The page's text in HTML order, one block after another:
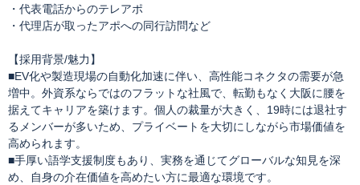
・代表電話からのテレアポ
・代理店が取ったアポへの同行訪問など
【採用背景/魅力】
■EV化や製造現場の自動化加速に伴い、高性能コネクタの需要が急
増中。外資系ならではのフラットな社風で、転勤もなく大阪に腰を
据えてキャリアを築けます。個人の裁量が大きく、19時には退社す
るメンバーが多いため、プライベートを大切にしながら市場価値を
高められます。
■手厚い語学支援制度もあり、実務を通じてグローバルな知見を深
め、自身の介在価値を高めたい方に最適な環境です。